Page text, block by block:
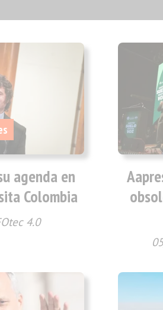
agenda en
Colombia
4.0